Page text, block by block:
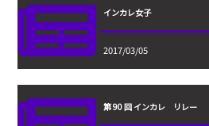
インカレ女子
2017/03/05
第 90 回 インカレ リレー